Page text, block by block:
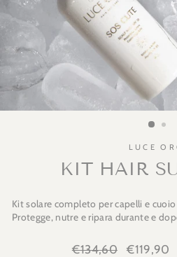
LUCE
KIT HAIR
Kit solare completo per capelli e
Protegge, nutre e ripara durante e
Prezzo
€134,60
Prezzo
€119,90